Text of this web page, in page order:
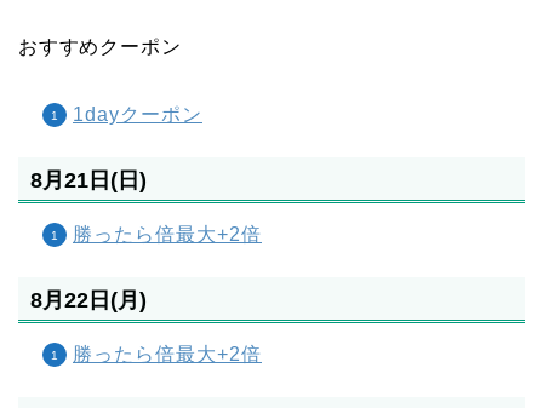
おすすめクーポン
1dayクーポン
8月21日(日)
勝ったら倍最大+2倍
8月22日(月)
勝ったら倍最大+2倍